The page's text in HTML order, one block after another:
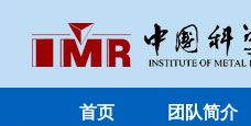
首页 团队简介